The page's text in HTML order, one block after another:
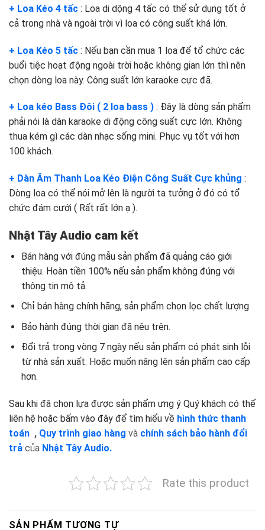
+ Loa Kéo 4 tấc : Loa di dộng 4 tấc có thể sử dụng tốt ở
cả trong nhà và ngoài trời vì loa có công suất khá lớn.
+ Loa Kéo 5 tấc : Nếu bạn cần mua 1 loa để tổ chức các
buổi tiệc hoạt động ngoài trời hoặc không gian lớn thì nên
chọn dòng loa này. Công suất lớn karaoke cực đã.
+ Loa kéo Bass Đôi ( 2 loa bass ) : Đây là dòng sản phẩm
phải nói là dàn karaoke di động công suất cực lớn. Không
thua kém gì các dàn nhạc sống mini. Phục vụ tốt với hơn
100 khách.
+ Dàn Âm Thanh Loa Kéo Điện Công Suất Cực khủng :
Dòng loa có thể nói mở lên là người ta tưởng ở đó có tổ
chức đám cưới ( Rất rất lớn ạ ).
Nhật Tây Audio cam kết
Bán hàng với đúng mẫu sản phẩm đã quảng cáo giới
thiệu. Hoàn tiền 100% nếu sản phẩm không đúng với
thông tin mô tả.
Chỉ bán hàng chính hãng, sản phẩm chọn lọc chất lượng
Bảo hành đúng thời gian đã nêu trên.
Đổi trả trong vòng 7 ngày nếu sản phẩm có phát sinh lỗi
từ nhà sản xuất. Hoặc muốn nâng lên sản phẩm cao cấp
hơn.
Sau khi đã chọn lựa được sản phẩm ưng ý Quý khách có thể
liên hệ hoặc bấm vào đây để tìm hiểu về hình thức thanh
toán , Quy trình giao hàng và chính sách bảo hành đổi
trả của Nhật Tây Audio.
Rate this product
SẢN PHẨM TƯƠNG TỰ